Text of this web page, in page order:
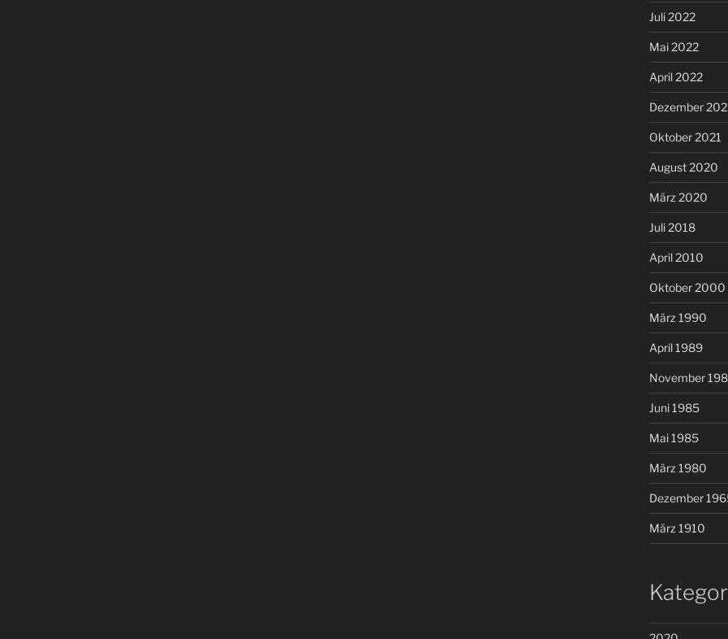
Juli 2022
Mai 2022
April 2022
Dezember
Oktober 2021
August 2020
März 2020
Juli 2018
April 2010
Oktober 2000
März 1990
April 1989
November
Juni 1985
Mai 1985
März 1980
Dezember
März 1910